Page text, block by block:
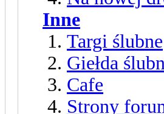
Inne
Targi ślubne
Giełda
Cafe
Strony